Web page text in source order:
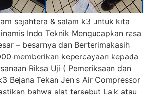
sejahtera & salam k3 untuk kita
Indo Teknik Mengucapkan rasa
– besarnya dan Berterimakasih
memberikan kepercayaan kepada
Riksa Uji ( Pemeriksaan dan
Bejana Tekan Jenis Air Compressor
bahwa alat tersebut Laik atau